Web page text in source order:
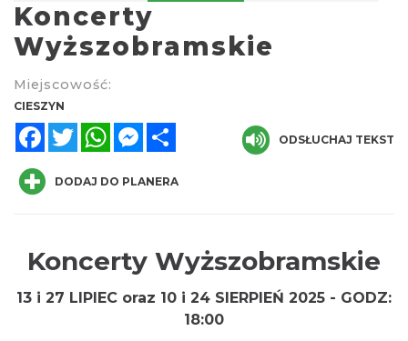
Cieszyn
Cieszyn
2026-08-23
0.00 km
Koncerty
Wyższobramskie
Miejscowość:
CIESZYN
FacebookTwitterWhatsAppMessenger
ODSŁUCHAJ TEKST
DODAJ DO PLANERA
Koncerty Wyższobramskie
13 i 27 LIPIEC oraz 10 i 24 SIERPIEŃ 2025 - GODZ:
18:00